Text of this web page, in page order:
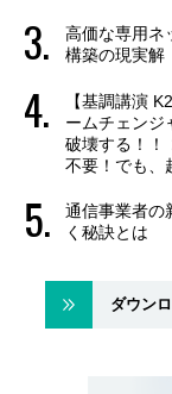
高価な専用ネ
構築の現実解
【基調講演
ームチェンジ
破壊する！！
不要！でも
通信事業者
く秘訣とは
ダウン